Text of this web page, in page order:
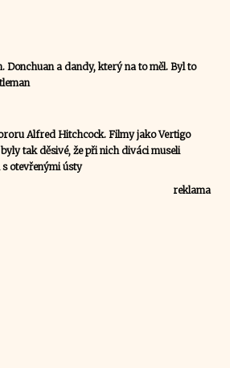
Donchuan a dandy, který na to měl. Byl to
Alfred Hitchcock. Filmy jako Vertigo
tak děsivé, že při nich diváci museli
otevřenými ústy
reklama